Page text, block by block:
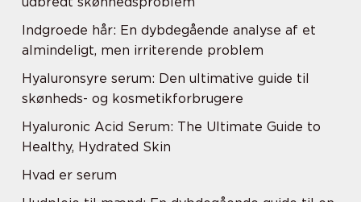
Indgroede hår: En dybdegående analyse af et
almindeligt, men irriterende problem
Hyaluronsyre serum: Den ultimative guide til
skønheds- og kosmetikforbrugere
Hyaluronic Acid Serum: The Ultimate Guide to
Healthy, Hydrated Skin
Hvad er serum